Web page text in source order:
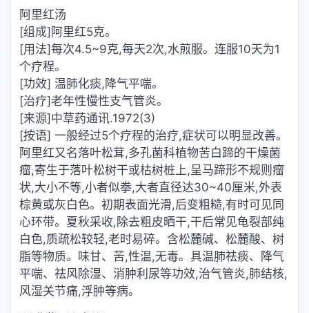
阿里红汤
[组成]阿里红5克。
[用法]每次4.5~9克,每天2次,水煎服。连服10天为1
个疗程。
[功效] 温肺化痰,降气平喘。
[治疗]老年性慢性支气管炎。
[来源]中草药通讯.1972(3)
[按语] 一般经过5个疗程的治疗,症状可以明显改善。
阿里红又名落叶松茸,多孔菌科植物苦白蹄的干燥菌
瘤,寄生于落叶松树干或枯树桩上,呈马蹄形不规则瘤
状,大小不等,小者似拳,大者直径达30~40厘米,外表
棕黄或灰白色。初期表面光滑,后变粗糙,有时可见同
心环带。夏秋采收,除去粗皮晒干,干后常见龟裂部纯
白色,质疏松较轻,老时易碎。含松麓碱、松麓酸、树
脂等物质。味甘、苦,性温,无毒。具温肺祛痰、降气
平喘、祛风除湿、消肿利尿等功效,治气管炎,肺结核,
风湿关节痛,浮肿等病。